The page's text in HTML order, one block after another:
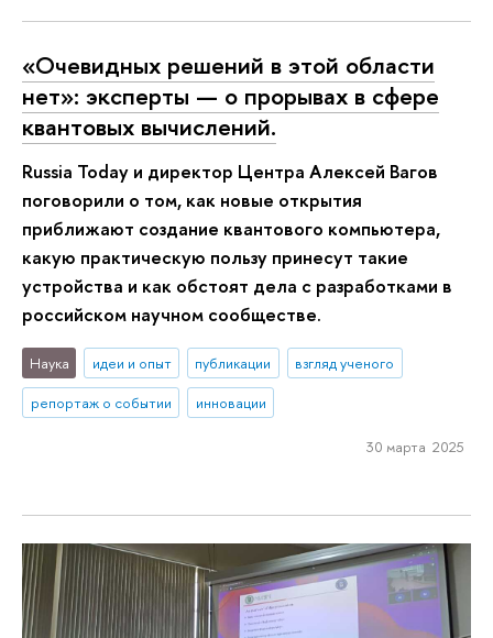
«Очевидных решений в этой области
нет»: эксперты — о прорывах в сфере
квантовых вычислений.
Russia Today и директор Центра Алексей Вагов
поговорили о том, как новые открытия
приближают создание квантового компьютера,
какую практическую пользу принесут такие
устройства и как обстоят дела с разработками в
российском научном сообществе.
Наука идеи и опыт публикации
взгляд ученого
репортаж о событии
инновации
30 марта 2025